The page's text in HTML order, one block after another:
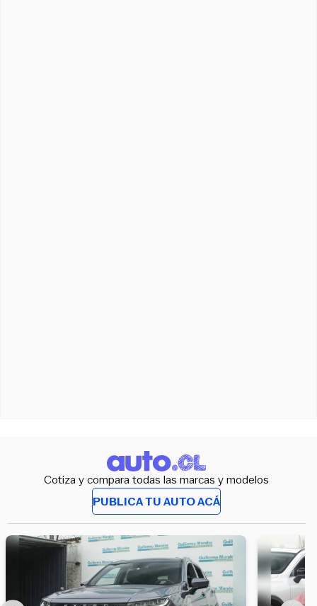
Cotiza y compara todas las marcas y modelos
PUBLICA TU AUTO ACÁ